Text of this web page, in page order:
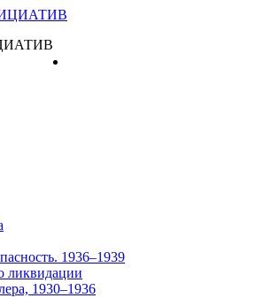
1936–1939
ликвидации
1930–1936